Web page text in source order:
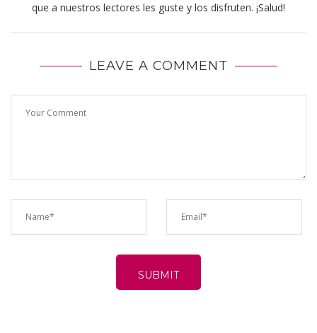
que a nuestros lectores les guste y los disfruten. ¡Salud!
LEAVE A COMMENT